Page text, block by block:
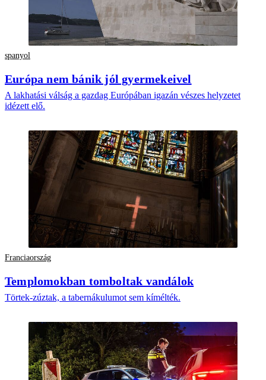
spanyol
Európa nem bánik jól gyermekeivel
A lakhatási válság a gazdag Európában igazán vészes helyzetet
idézett elő.
Franciaország
Templomokban tomboltak vandálok
Törtek-zúztak, a tabernákulumot sem kímélték.